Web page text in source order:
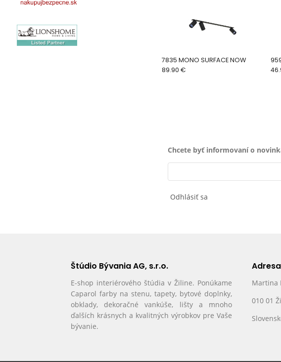
7835 MONO SURFACE NOW
89.90 €
Chcete byť informovaní o
Odhlásiť sa
Štúdio Bývania AG, s.r.o.
E-shop interiérového štúdia v Žiline. Ponúkame
Caparol farby na stenu, tapety, bytové doplnky,
obklady, dekoračné vankúše, lišty a mnoho
ďalších krásnych a kvalitných výrobkov pre Vaše
bývanie.
Martina
010 01